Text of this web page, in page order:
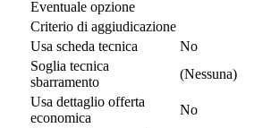
Eventuale opzione
Criterio di aggiudicazione
Usa scheda tecnica
No
Soglia tecnica
sbarramento
(Nessuna)
Usa dettaglio offerta
economica
No